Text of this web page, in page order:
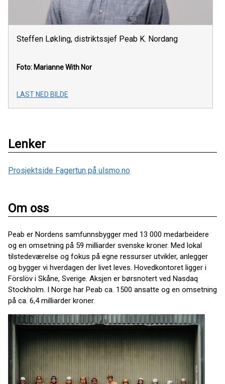
Steffen Løkling, distriktssjef Peab K. Nordang
Foto: Marianne With Nor
LAST NED BILDE
Lenker
Prosjektside Fagertun på ulsmo.no
Om oss
Peab er Nordens samfunnsbygger med 13 000 medarbeidere
og en omsetning på 59 milliarder svenske kroner. Med lokal
tilstedeværelse og fokus på egne ressurser utvikler, anlegger
og bygger vi hverdagen der livet leves. Hovedkontoret ligger i
Förslöv i Skåne, Sverige. Aksjen er børsnotert ved Nasdaq
Stockholm. I Norge har Peab ca. 1500 ansatte og en omsetning
på ca. 6,4 milliarder kroner.